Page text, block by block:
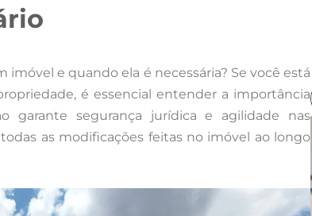
imóvel e quando ela é necessária? Se você está
é essencial entender a importância
garante segurança jurídica e agilidade nas
as modificações feitas no imóvel ao longo